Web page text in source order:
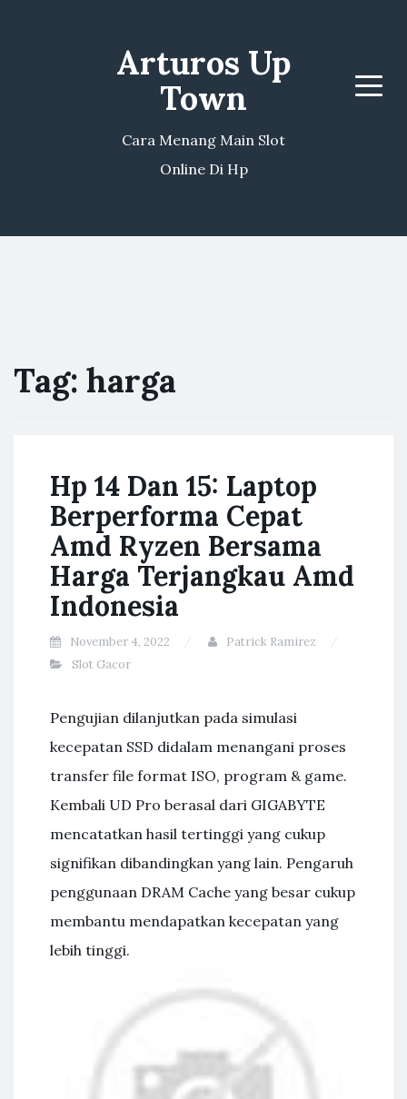
Arturos Up
Town
Cara Menang Main Slot
Online Di Hp
Menu
Tag: harga
Hp 14 Dan 15: Laptop
Berperforma Cepat
Amd Ryzen Bersama
Harga Terjangkau Amd
Indonesia
November 4, 2022
Patrick Ramirez
Slot Gacor
Pengujian dilanjutkan pada simulasi
kecepatan SSD didalam menangani proses
transfer file format ISO, program & game.
Kembali UD Pro berasal dari GIGABYTE
mencatatkan hasil tertinggi yang cukup
signifikan dibandingkan yang lain. Pengaruh
penggunaan DRAM Cache yang besar cukup
membantu mendapatkan kecepatan yang
lebih tinggi.